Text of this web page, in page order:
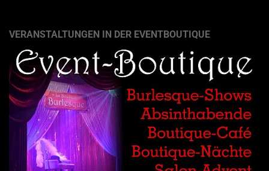
VERANSTALTUNGEN IN DER EVENTBOUTIQUE